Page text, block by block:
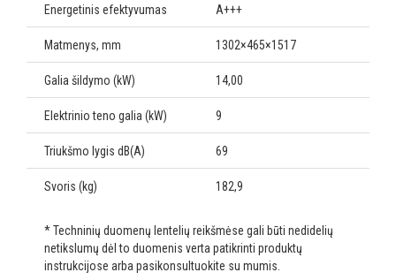
Energetinis efektyvumas A+++
Matmenys, mm 1302×465×1517
Galia šildymo (kW) 14,00
Elektrinio teno galia (kW) 9
Triukšmo lygis dB(A) 69
Svoris (kg) 182,9
* Techninių duomenų lentelių reikšmėse gali būti nedidelių
netikslumų dėl to duomenis verta patikrinti produktų
instrukcijose arba pasikonsultuokite su mumis.